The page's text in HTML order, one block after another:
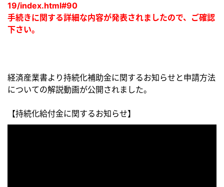
19/index.html#90
手続きに関する詳細な内容が発表されましたので、ご確認
下さい。
経済産業書より持続化補助金に関するお知らせと申請方法
についての解説動画が公開されました。
【持続化給付金に関するお知らせ】